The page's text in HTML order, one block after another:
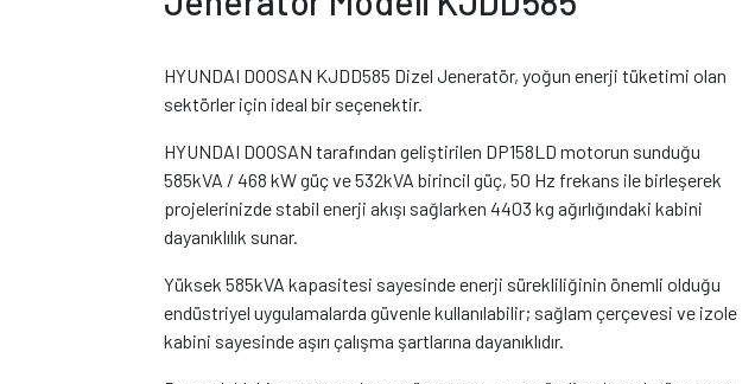
HYUNDAI DOOSAN KJDD585 Dizel Jeneratör, yoğun enerji tüketimi olan
sektörler için ideal bir seçenektir.
HYUNDAI DOOSAN tarafından geliştirilen DP158LD motorun sunduğu
585kVA / 468 kW güç ve 532kVA birincil güç, 50 Hz frekans ile birleşerek
projelerinizde stabil enerji akışı sağlarken 4403 kg ağırlığındaki kabini
dayanıklılık sunar.
Yüksek 585kVA kapasitesi sayesinde enerji sürekliliğinin önemli olduğu
endüstriyel uygulamalarda güvenle kullanılabilir; sağlam çerçevesi ve izole
kabini sayesinde aşırı çalışma şartlarına dayanıklıdır.